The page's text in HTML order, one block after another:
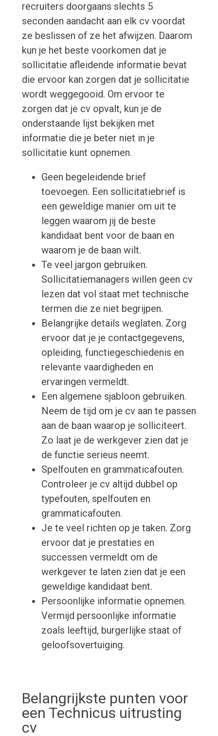
recruiters doorgaans slechts 5
seconden aandacht aan elk cv voordat
ze beslissen of ze het afwijzen. Daarom
kun je het beste voorkomen dat je
sollicitatie afleidende informatie bevat
die ervoor kan zorgen dat je sollicitatie
wordt weggegooid. Om ervoor te
zorgen dat je cv opvalt, kun je de
onderstaande lijst bekijken met
informatie die je beter niet in je
sollicitatie kunt opnemen.
Geen begeleidende brief
toevoegen. Een sollicitatiebrief is
een geweldige manier om uit te
leggen waarom jij de beste
kandidaat bent voor de baan en
waarom je de baan wilt.
Te veel jargon gebruiken.
Sollicitatiemanagers willen geen cv
lezen dat vol staat met technische
termen die ze niet begrijpen.
Belangrijke details weglaten. Zorg
ervoor dat je je contactgegevens,
opleiding, functiegeschiedenis en
relevante vaardigheden en
ervaringen vermeldt.
Een algemene sjabloon gebruiken.
Neem de tijd om je cv aan te passen
aan de baan waarop je solliciteert.
Zo laat je de werkgever zien dat je
de functie serieus neemt.
Spelfouten en grammaticafouten.
Controleer je cv altijd dubbel op
typefouten, spelfouten en
grammaticafouten.
Je te veel richten op je taken. Zorg
ervoor dat je prestaties en
successen vermeldt om de
werkgever te laten zien dat je een
geweldige kandidaat bent.
Persoonlijke informatie opnemen.
Vermijd persoonlijke informatie
zoals leeftijd, burgerlijke staat of
geloofsovertuiging.
Belangrijkste punten voor
een Technicus uitrusting
cv